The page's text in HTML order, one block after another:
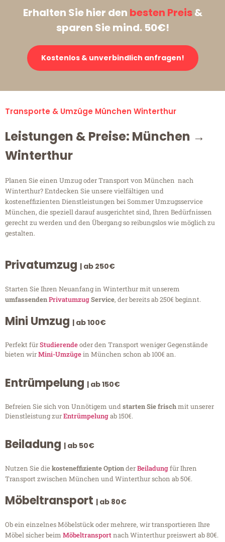
Erhalten Sie hier den besten Preis&
sparen Sie mind. 50€!
Kostenlos & unverbindlich anfragen!
Transporte & Umzüge München Winterthur
Leistungen & Preise: München →
Winterthur
Planen Sie einen Umzug oder Transport von München nach
Winterthur? Entdecken Sie unsere vielfältigen und
kosteneffizienten Dienstleistungen bei Sommer Umzugsservice
München, die speziell darauf ausgerichtet sind, Ihren Bedürfnissen
gerecht zu werden und den Übergang so reibungslos wie möglich zu
gestalten.
Privatumzug | ab 250€
Starten Sie Ihren Neuanfang in Winterthur mit unserem
umfassendenPrivatumzugService, der bereits ab 250€ beginnt.
Mini Umzug | ab 100€
Perfekt fürStudierendeoder den Transport weniger Gegenstände
bieten wirMini-Umzügein München schon ab 100€ an.
Entrümpelung | ab 150€
Befreien Sie sich von Unnötigem undstarten Sie frischmit unserer
Dienstleistung zurEntrümpelungab 150€.
Beiladung | ab 50€
Nutzen Sie diekosteneffiziente OptionderBeiladungfür Ihren
Transport zwischen München und Winterthur schon ab 50€.
Möbeltransport | ab 80€
Ob ein einzelnes Möbelstück oder mehrere, wir transportieren Ihre
Möbel sicher beim Möbeltransportnach Winterthur preiswert ab 80€.